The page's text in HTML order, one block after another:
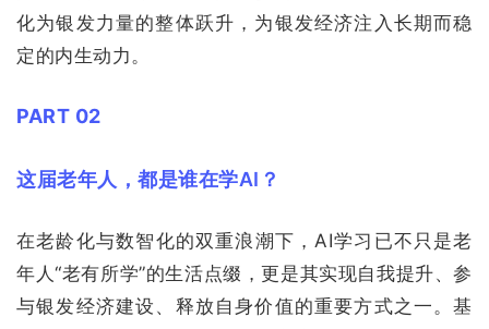
化为银发力量的整体跃升，为银发经济注入长期而稳
定的内生动力。
PART 02
这届老年人，都是谁在学AI？
在老龄化与数智化的双重浪潮下，AI学习已不只是老
年人“老有所学”的生活点缀，更是其实现自我提升、参
与银发经济建设、释放自身价值的重要方式之一。基